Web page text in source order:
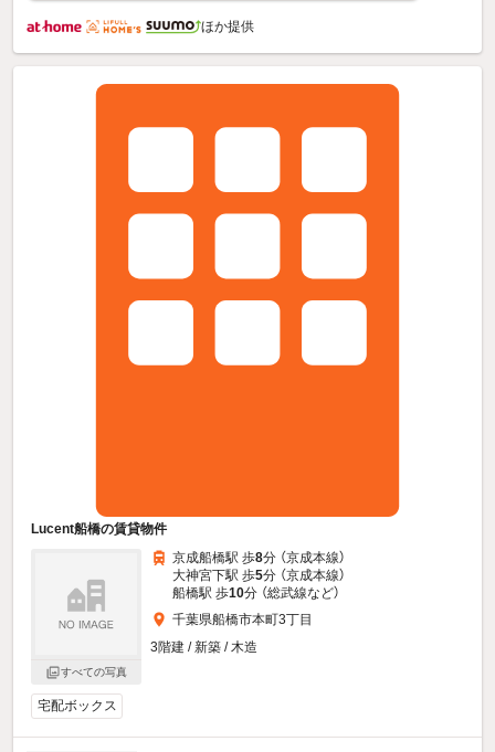
ほか提供
Lucent船橋の賃貸物件
すべての写真
京成船橋駅 歩8分 （京成本線）
大神宮下駅 歩5分 （京成本線）
船橋駅 歩10分 （総武線など）
千葉県船橋市本町3丁目
3階建 / 新築 / 木造
宅配ボックス